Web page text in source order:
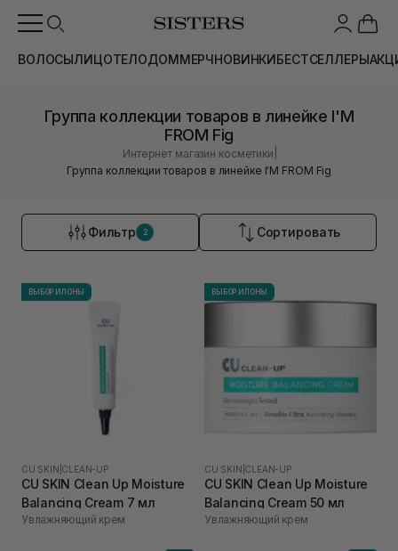
ВОЛОСЫЛИЦОТЕЛОДОММЕРЧНОВИНКИБЕСТСЕЛЛЕРЫ
Группа коллекции товаров в линейке I'M
FROM Fig
Интернет магазин косметики
Группа коллекции товаров в линейке I'M FROM Fig
Фильтр 2 Сортировать
ВЫБОР ИЛОНЫ
CU SKIN CLEAN-UP
CU SKIN Clean Up Moisture
Balancing Cream 7 мл
Увлажняющий крем
ВЫБОР ИЛОНЫ
CU SKIN CLEAN-UP
CU SKIN Clean Up Moisture
Balancing Cream 50 мл
Увлажняющий крем